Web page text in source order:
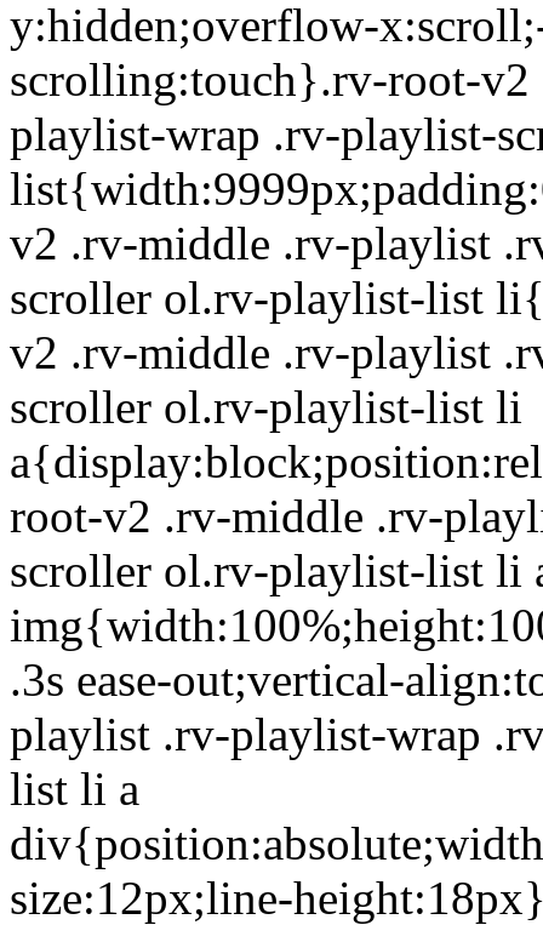
y:hidden;overflow-
scrolling:touch}.rv-root-
playlist-wrap .rv-playlist-
v2 .rv-middle .rv-playlist
scroller ol.rv-playlist-list
v2 .rv-middle .rv-playlist
scroller ol.rv-playlist-list li
root-v2 .rv-middle .rv-
scroller ol.rv-playlist-list li
.3s ease-out;vertical-
playlist .rv-playlist-wrap
list li a
size:12px;line-